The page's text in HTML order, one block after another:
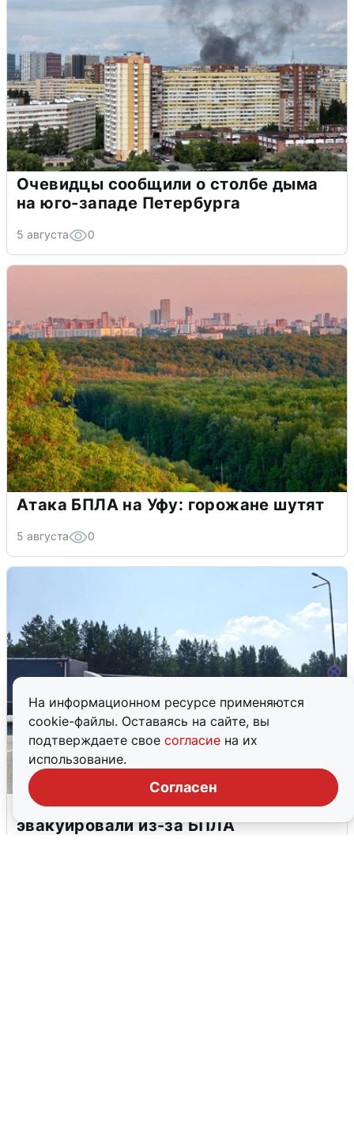
На информационном ресурсе применяются
cookie-файлы. Оставаясь на сайте, вы
подтверждаете свое согласие на их
использование.
Согласен
Очевидцы сообщили о столбе дыма
на юго-западе Петербурга
5 августа 0
Атака БПЛА на Уфу: горожане шутят
5 августа 0
Склад Wildberries в Екатеринбурге
эвакуировали из-за БПЛА